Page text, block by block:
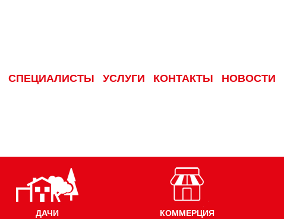
СПЕЦИАЛИСТЫ УСЛУГИ КОНТАКТЫ НОВОСТИ
ДАЧИ КОММЕРЦИЯ